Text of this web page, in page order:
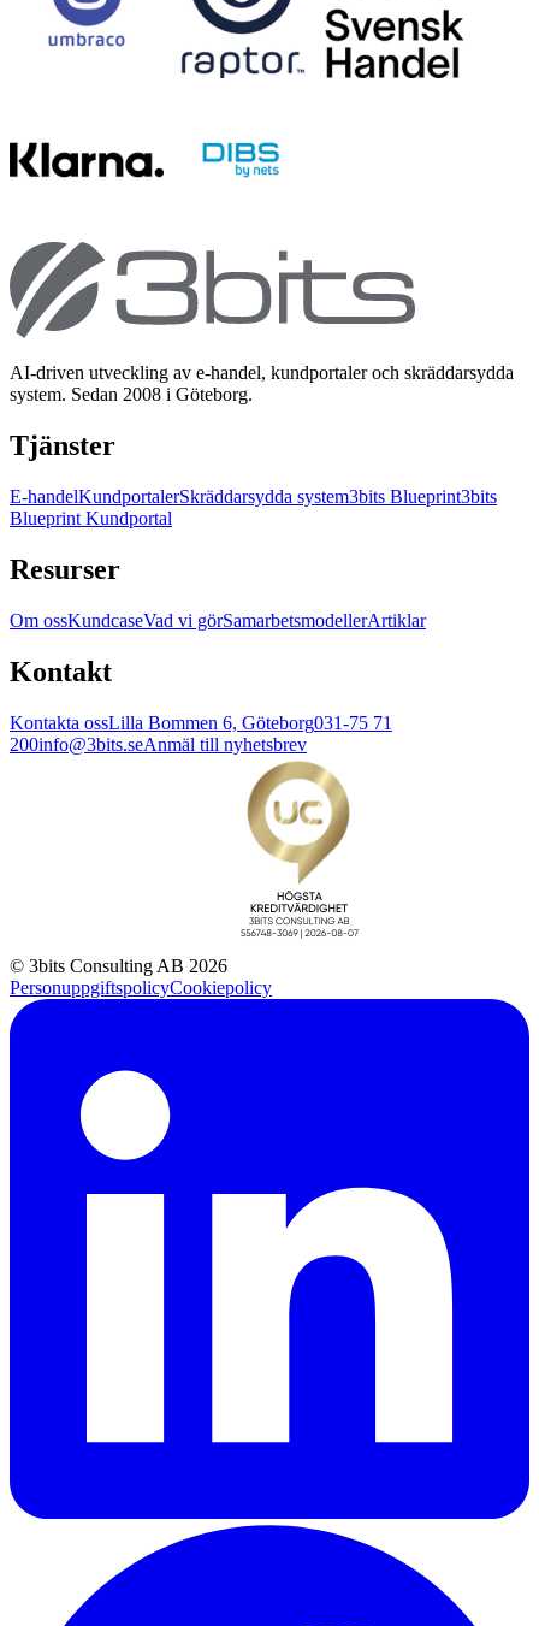
AI-driven utveckling av e-handel, kundportaler och skräddarsydda
system. Sedan 2008 i Göteborg.
Tjänster
E-handelKundportalerSkräddarsydda system3bits Blueprint3bits
Blueprint Kundportal
Resurser
Om ossKundcaseVad vi görSamarbetsmodellerArtiklar
Kontakt
Kontakta ossLilla Bommen 6, Göteborg031-75 71
200info@3bits.seAnmäl till nyhetsbrev
© 3bits Consulting AB 2026
PersonuppgiftspolicyCookiepolicy